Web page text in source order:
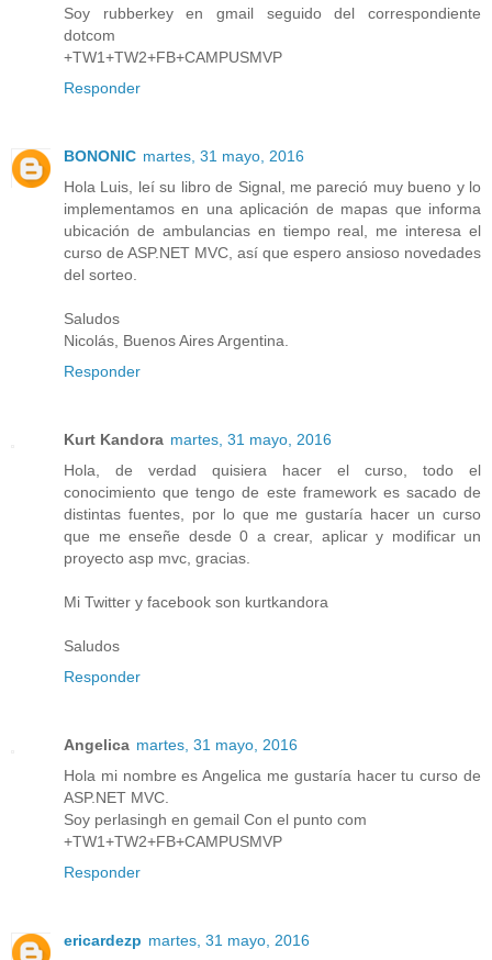
Soy rubberkey en gmail seguido del correspondiente
dotcom
+TW1+TW2+FB+CAMPUSMVP
Responder
BONONIC martes, 31 mayo, 2016
Hola Luis, leí su libro de Signal, me pareció muy bueno y lo
implementamos en una aplicación de mapas que informa
ubicación de ambulancias en tiempo real, me interesa el
curso de ASP.NET MVC, así que espero ansioso novedades
del sorteo.
Saludos
Nicolás, Buenos Aires Argentina.
Responder
Kurt Kandora martes, 31 mayo, 2016
Hola, de verdad quisiera hacer el curso, todo el
conocimiento que tengo de este framework es sacado de
distintas fuentes, por lo que me gustaría hacer un curso
que me enseñe desde 0 a crear, aplicar y modificar un
proyecto asp mvc, gracias.
Mi Twitter y facebook son kurtkandora
Saludos
Responder
Angelica martes, 31 mayo, 2016
Hola mi nombre es Angelica me gustaría hacer tu curso de
ASP.NET MVC.
Soy perlasingh en gemail Con el punto com
+TW1+TW2+FB+CAMPUSMVP
Responder
ericardezp martes, 31 mayo, 2016